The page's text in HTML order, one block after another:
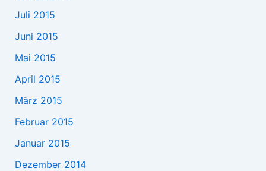
Juli 2015
Juni 2015
Mai 2015
April 2015
März 2015
Februar 2015
Januar 2015
Dezember 2014